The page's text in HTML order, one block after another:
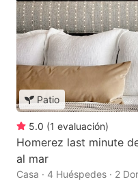
Patio
5.0 (1 evaluación)
Homerez last minute
al mar
Casa · 4 Huéspedes · 2